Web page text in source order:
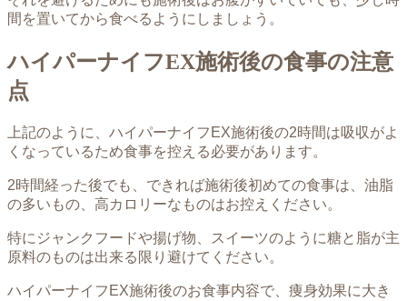
間を置いてから食べるようにしましょう。
ハイパーナイフEX施術後の食事の注意
点
上記のように、ハイパーナイフEX施術後の2時間は吸収がよ
くなっているため食事を控える必要があります。
2時間経った後でも、できれば施術後初めての食事は、油脂
の多いもの、高カロリーなものはお控えください。
特にジャンクフードや揚げ物、スイーツのように糖と脂が主
原料のものは出来る限り避けてください。
ハイパーナイフEX施術後のお食事内容で、痩身効果に大き